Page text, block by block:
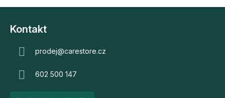
s
Kontakt
prodej@carestore.cz
602 500 147